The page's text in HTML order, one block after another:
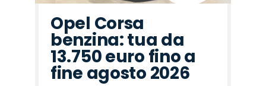
Opel Corsa
benzina: tua da
13.750 euro fino a
fine agosto 2026